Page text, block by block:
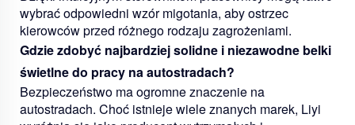
wybrać odpowiedni wzór migotania, aby ostrzec
kierowców przed różnego rodzaju zagrożeniami.
Gdzie zdobyć najbardziej solidne i niezawodne belki
świetlne do pracy na autostradach?
Bezpieczeństwo ma ogromne znaczenie na
autostradach. Choć istnieje wiele znanych marek, Liyi